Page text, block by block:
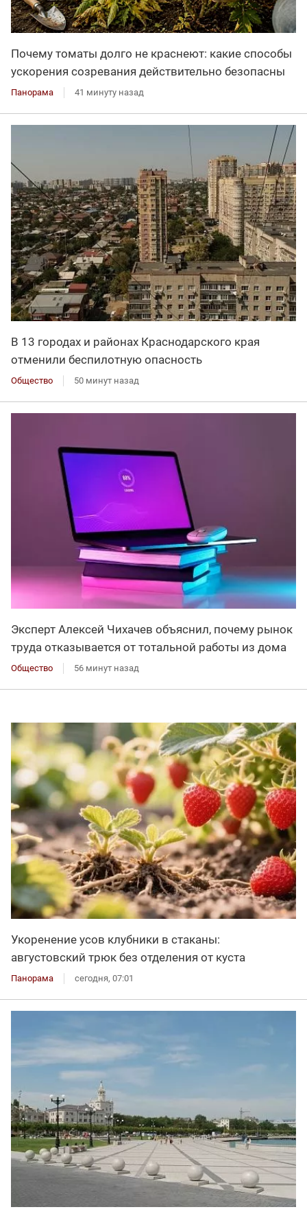
Почему томаты долго не краснеют: какие способы
ускорения созревания действительно безопасны
Панорама 41 минуту назад
В 13 городах и районах Краснодарского края
отменили беспилотную опасность
Общество 50 минут назад
Эксперт Алексей Чихачев объяснил, почему рынок
труда отказывается от тотальной работы из дома
Общество 56 минут назад
Укоренение усов клубники в стаканы:
августовский трюк без отделения от куста
Панорама сегодня, 07:01